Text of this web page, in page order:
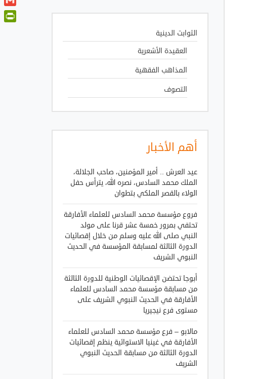
الثوابت الدينية
العقيدة الأشعرية
المذاهب الفقهية
التصوف
أهم الأخبار
عيد العرش .. أمير المؤمنين، صاحب الجلالة،
الملك محمد السادس، نصره الله، يترأس حفل
الولاء بالقصر الملكي بتطوان
فروع مؤسسة محمد السادس للعلماء الأفارقة
تحتفي بمرور خمسة عشر قرنا على مولد
النبي صلى الله عليه وسلم من خلال إقصائيات
الدورة الثالثة لمسابقة المؤسسة في الحديث
النبوي الشريف
أبوجا تحتضن الإقصائيات الوطنية للدورة الثالثة
من مسابقة مؤسسة محمد السادس للعلماء
الأفارقة في الحديث النبوي الشريف على
مستوى فرع نيجيريا
مالابو – فرع مؤسسة محمد السادس للعلماء
الأفارقة في غينيا الاستوائية ينظم إقصائيات
الدورة الثالثة من مسابقة الحديث النبوي
الشريف
o
o
t
e
a
t
i
n
G
m